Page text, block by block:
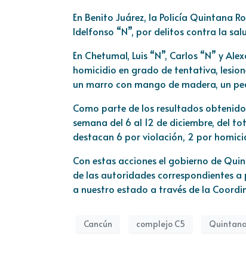
En Benito Juárez, la Policía Quintana
Idelfonso “N”, por delitos contra la
En Chetumal, Luis “N”, Carlos “N” y
homicidio en grado de tentativa,
un marro con mango de madera, un
Como parte de los resultados
semana del 6 al 12 de diciembre, del
destacan 6 por violación, 2 por
Con estas acciones el gobierno de
de las autoridades correspondientes
a nuestro estado a través de la
Cancún complejo C5